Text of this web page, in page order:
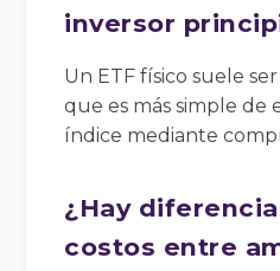
inversor
Un ETF físico suele
que es más simple de
índice mediante
¿Hay
costos entre